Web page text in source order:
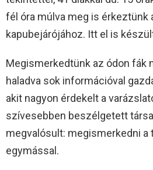
fél óra múlva meg is érkeztünk
kapubejárójához. Itt el is
Megismerkedtünk az ódon fák
haladva sok információval
akit nagyon érdekelt a
szívesebben beszélgetett
megvalósult: megismerkedni
egymással.